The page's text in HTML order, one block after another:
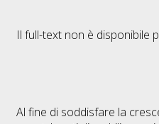
Il full-text non è disponibile
Al fine di soddisfare la